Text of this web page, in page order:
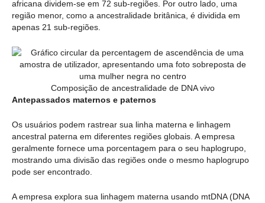
africana dividem-se em 72 sub-regiões. Por outro lado, uma
região menor, como a ancestralidade britânica, é dividida em
apenas 21 sub-regiões.
Composição de ancestralidade de DNA vivo
Antepassados maternos e paternos
Os usuários podem rastrear sua linha materna e linhagem
ancestral paterna em diferentes regiões globais. A empresa
geralmente fornece uma porcentagem para o seu haplogrupo,
mostrando uma divisão das regiões onde o mesmo haplogrupo
pode ser encontrado.
A empresa explora sua linhagem materna usando mtDNA (DNA